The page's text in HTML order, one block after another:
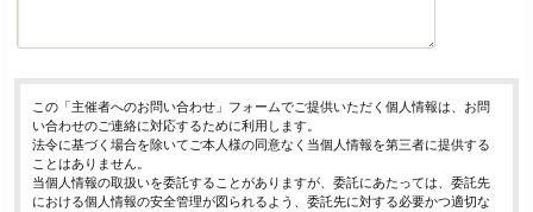
この「主催者へのお問い合わせ」フォームでご提供いただく個人情報は、お問
い合わせのご連絡に対応するために利用します。
法令に基づく場合を除いてご本人様の同意なく当個人情報を第三者に提供する
ことはありません。
当個人情報の取扱いを委託することがありますが、委託にあたっては、委託先
における個人情報の安全管理が図られるよう、委託先に対する必要かつ適切な